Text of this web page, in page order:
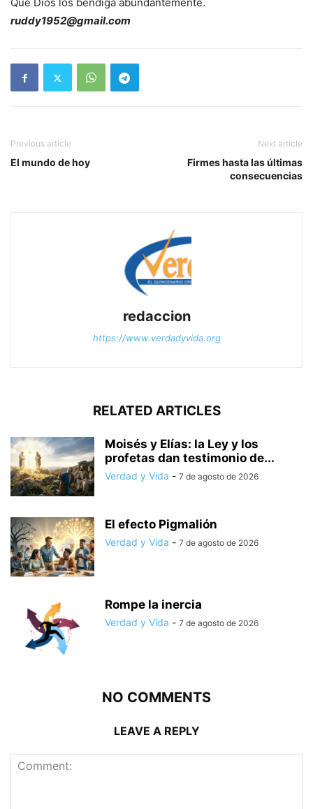
ruddy1952@gmail.com
Previous article
El mundo de hoy
Next article
Firmes hasta las últimas
consecuencias
redaccion
https://www.verdadyvida.org
RELATED ARTICLES
Moisés y Elías: la Ley y los
profetas dan testimonio de...
Verdad y Vida - 7 de agosto de 2026
El efecto Pigmalión
Verdad y Vida - 7 de agosto de 2026
Rompe la inercia
Verdad y Vida - 7 de agosto de 2026
NO COMMENTS
LEAVE A REPLY